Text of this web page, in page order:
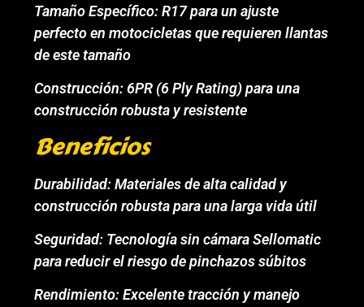
Tamaño Específico: R17 para un ajuste
perfecto en motocicletas que requieren llantas
de este tamaño
Construcción: 6PR (6 Ply Rating) para una
construcción robusta y resistente
Beneficios
Durabilidad: Materiales de alta calidad y
construcción robusta para una larga vida útil
Seguridad: Tecnología sin cámara Sellomatic
para reducir el riesgo de pinchazos súbitos
Rendimiento: Excelente tracción y manejo